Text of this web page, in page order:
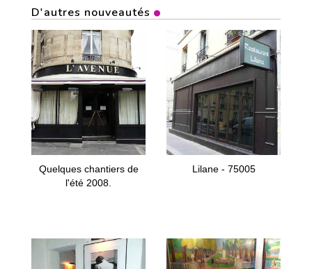
D'autres nouveautés
Quelques chantiers de
l'été 2008.
Lilane - 75005